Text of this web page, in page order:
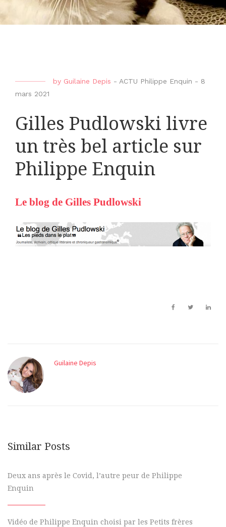
by Guilaine Depis - ACTU Philippe Enquin - 8
mars 2021
Gilles Pudlowski livre
un très bel article sur
Philippe Enquin
Le blog de Gilles Pudlowski
Guilaine Depis
Similar Posts
Deux ans après le Covid, l’autre peur de Philippe
Enquin
Vidéo de Philippe Enquin choisi par les Petits frères